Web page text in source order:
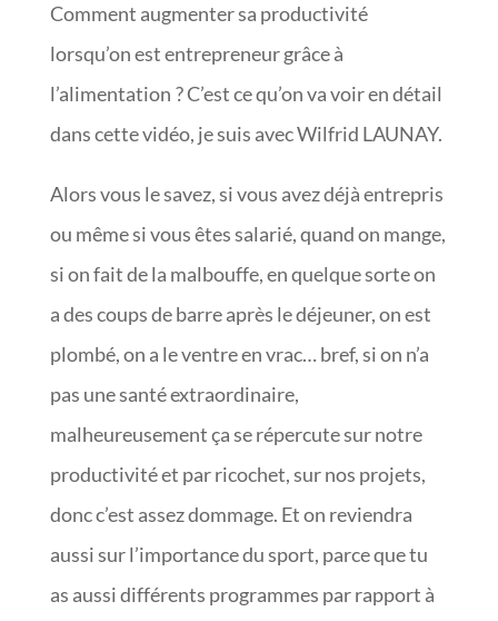
Comment augmenter sa productivité
lorsqu’on est entrepreneur grâce à
l’alimentation ? C’est ce qu’on va voir en détail
dans cette vidéo, je suis avec Wilfrid LAUNAY.
Alors vous le savez, si vous avez déjà entrepris
ou même si vous êtes salarié, quand on mange,
si on fait de la malbouffe, en quelque sorte on
a des coups de barre après le déjeuner, on est
plombé, on a le ventre en vrac… bref, si on n’a
pas une santé extraordinaire,
malheureusement ça se répercute sur notre
productivité et par ricochet, sur nos projets,
donc c’est assez dommage. Et on reviendra
aussi sur l’importance du sport, parce que tu
as aussi différents programmes par rapport à